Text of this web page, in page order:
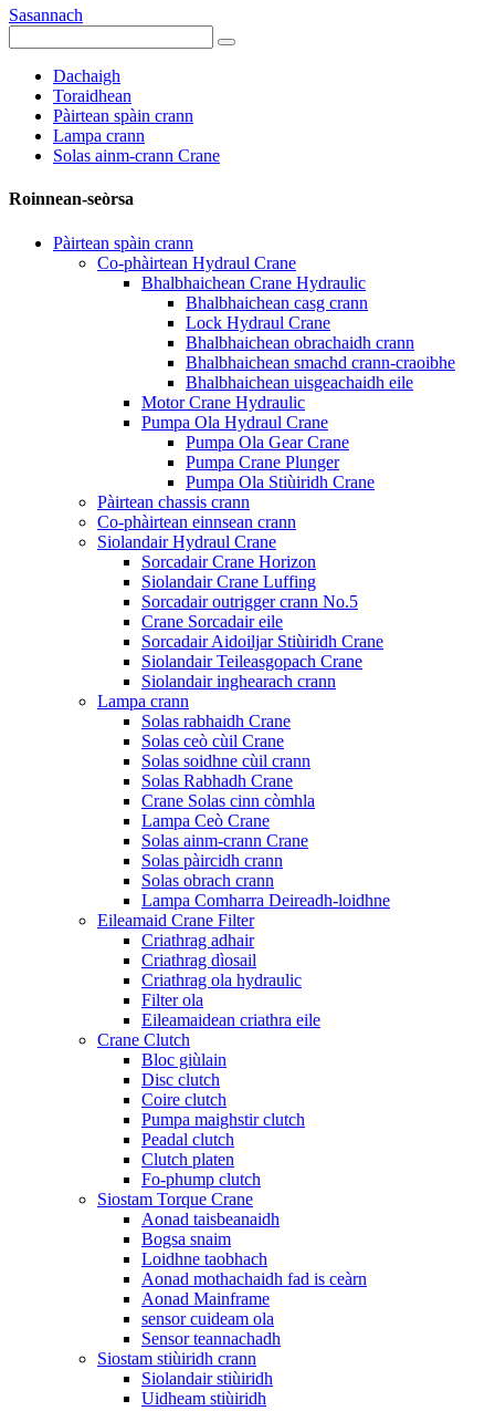
Sasannach
Dachaigh
Toraidhean
Pàirtean spàin crann
Lampa crann
Solas ainm-crann Crane
Roinnean-seòrsa
Pàirtean spàin crann
Co-phàirtean Hydraul Crane
Bhalbhaichean Crane Hydraulic
Bhalbhaichean casg crann
Lock Hydraul Crane
Bhalbhaichean obrachaidh crann
Bhalbhaichean smachd crann-craoibhe
Bhalbhaichean uisgeachaidh eile
Motor Crane Hydraulic
Pumpa Ola Hydraul Crane
Pumpa Ola Gear Crane
Pumpa Crane Plunger
Pumpa Ola Stiùiridh Crane
Pàirtean chassis crann
Co-phàirtean einnsean crann
Siolandair Hydraul Crane
Sorcadair Crane Horizon
Siolandair Crane Luffing
Sorcadair outrigger crann No.5
Crane Sorcadair eile
Sorcadair Aidoiljar Stiùiridh Crane
Siolandair Teileasgopach Crane
Siolandair inghearach crann
Lampa crann
Solas rabhaidh Crane
Solas ceò cùil Crane
Solas soidhne cùil crann
Solas Rabhadh Crane
Crane Solas cinn còmhla
Lampa Ceò Crane
Solas ainm-crann Crane
Solas pàircidh crann
Solas obrach crann
Lampa Comharra Deireadh-loidhne
Eileamaid Crane Filter
Criathrag adhair
Criathrag dìosail
Criathrag ola hydraulic
Filter ola
Eileamaidean criathra eile
Crane Clutch
Bloc giùlain
Disc clutch
Coire clutch
Pumpa maighstir clutch
Peadal clutch
Clutch platen
Fo-phump clutch
Siostam Torque Crane
Aonad taisbeanaidh
Bogsa snaim
Loidhne taobhach
Aonad mothachaidh fad is ceàrn
Aonad Mainframe
sensor cuideam ola
Sensor teannachadh
Siostam stiùiridh crann
Siolandair stiùiridh
Uidheam stiùiridh